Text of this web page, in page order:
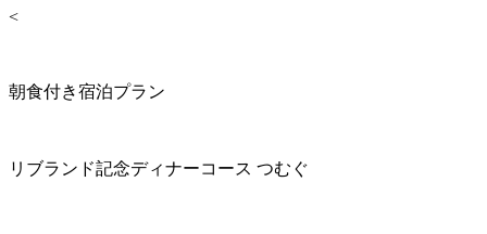
<
朝食付き宿泊プラン
リブランド記念ディナーコース つむぐ